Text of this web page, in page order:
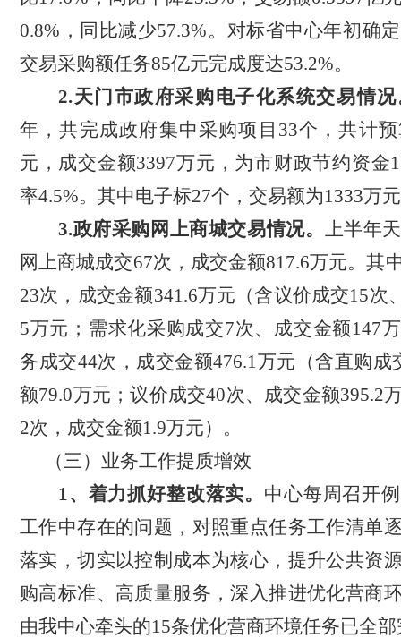
0.8%，同比减少57.3%。对标省中心年初确
交易采购额任务85亿元完成度达53.2%。
2.天门市政府采购电子化系统交易情
年，共完成政府集中采购项目33个，共计
元，成交金额3397万元，为市财政节约资金
率4.5%。其中电子标27个，交易额为1333万
3.政府采购网上商城交易情况。 上半年
网上商城成交67次，成交金额817.6万元。其
23次，成交金额341.6万元（含议价成交15次
5万元；需求化采购成交7次、成交金额147
务成交44次，成交金额476.1万元（含直购成
额79.0万元；议价成交40次、成交金额395.2
2次，成交金额1.9万元）。
（三）业务工作提质增效
1、着力抓好整改落实。 中心每周召开
工作中存在的问题，对照重点任务工作清单
落实，切实以控制成本为核心，提升公共资
购高标准、高质量服务，深入推进优化营商
由我中心牵头的15条优化营商环境任务已全